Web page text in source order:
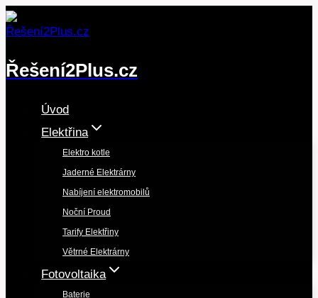
Přeskočit
na
Řešení2Plus.cz
Úvod
Elektřina
Elektro kotle
Jaderné Elektrárny
Nabíjení elektromobilů
Noční Proud
Tarify Elektřiny
Větrné Elektrárny
Fotovoltaika
Baterie